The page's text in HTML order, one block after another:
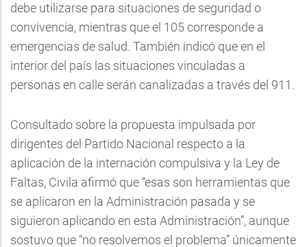
debe utilizarse para situaciones de seguridad o
convivencia, mientras que el 105 corresponde a
emergencias de salud. También indicó que en el
interior del país las situaciones vinculadas a
personas en calle serán canalizadas a través del 911.
Consultado sobre la propuesta impulsada por
dirigentes del Partido Nacional respecto a la
aplicación de la internación compulsiva y la Ley de
Faltas, Civila afirmó que “esas son herramientas que
se aplicaron en la Administración pasada y se
siguieron aplicando en esta Administración”, aunque
sostuvo que “no resolvemos el problema” únicamente